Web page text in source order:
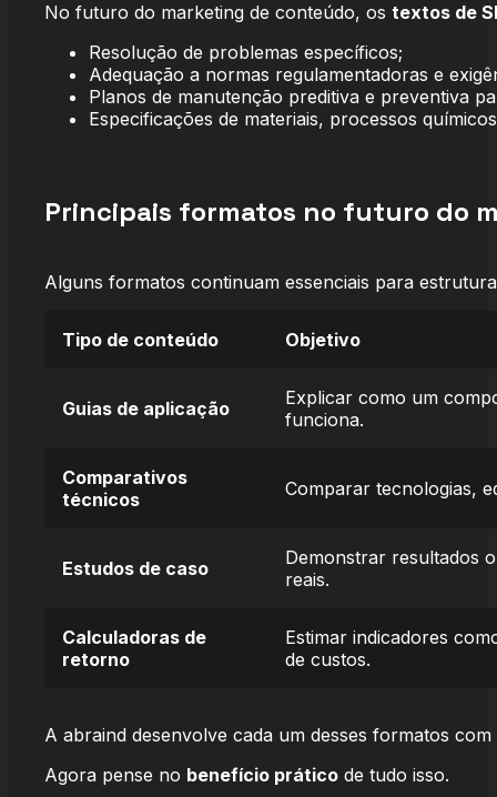
No futuro do marketing de conteúdo, os textos de
Resolução de problemas específicos;
Adequação a normas regulamentadoras e
Planos de manutenção preditiva e preventiva
Especificações de materiais, processos
Principais formatos no futuro do
Alguns formatos continuam essenciais para
Tipo de conteúdo Objetivo
Guias de aplicação
Explicar como um
funciona.
Comparativos
técnicos
Comparar tecnologias,
Estudos de caso
Demonstrar resultados
reais.
Calculadoras de
retorno
Estimar indicadores
de custos.
A abraind desenvolve cada um desses formatos
Agora pense no benefício prático de tudo isso.